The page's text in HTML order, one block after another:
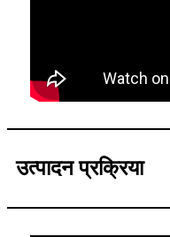
उत्पादन प्रक्रिया